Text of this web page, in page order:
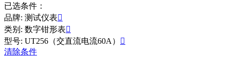
已选条件：
品牌: 测试仪表
类别: 数字钳形表
型号: UT256（交直流电流60A）

清除条件